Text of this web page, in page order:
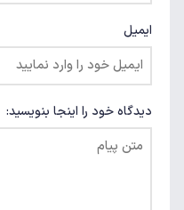
ایمیل
دیدگاه خود را اینجا بنویسید: